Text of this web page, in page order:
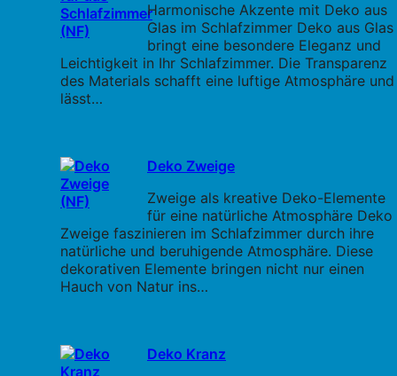
Harmonische Akzente mit Deko aus
Glas im Schlafzimmer Deko aus Glas
bringt eine besondere Eleganz und
Leichtigkeit in Ihr Schlafzimmer. Die Transparenz
des Materials schafft eine luftige Atmosphäre und
lässt…
Deko Zweige
Zweige als kreative Deko-Elemente
für eine natürliche Atmosphäre Deko
Zweige faszinieren im Schlafzimmer durch ihre
natürliche und beruhigende Atmosphäre. Diese
dekorativen Elemente bringen nicht nur einen
Hauch von Natur ins…
Deko Kranz